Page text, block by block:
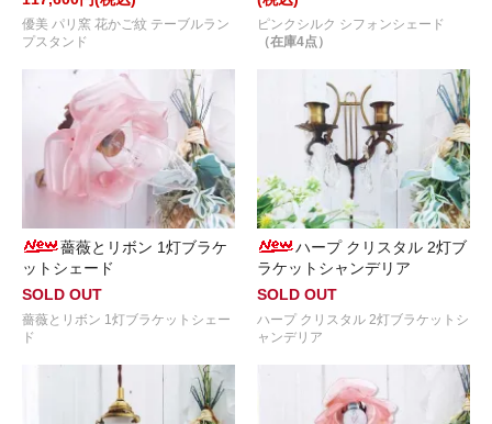
優美 パリ窯 花かご紋 テーブルラン
プスタンド
ピンクシルク シフォンシェード
（在庫4点）
薔薇とリボン 1灯ブラケ
ットシェード
SOLD OUT
薔薇とリボン 1灯ブラケットシェー
ド
ハープ クリスタル 2灯ブ
ラケットシャンデリア
SOLD OUT
ハープ クリスタル 2灯ブラケットシ
ャンデリア